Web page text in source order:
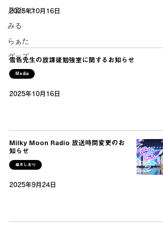
月影ハク
みる
らぁた
グッズ
2025年10月16日
雪色先生の放課後勉強室に関するお知らせ
Media
2025年10月16日
Milky Moon Radio 放送時間変更のお
知らせ
織月しおり
2025年9月24日